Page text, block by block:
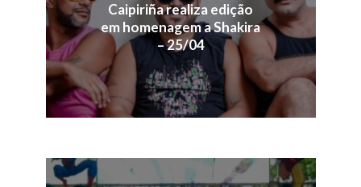
Caipiriña realiza edição
em homenagem a Shakira
– 25/04